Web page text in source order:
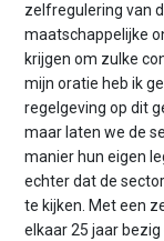
zelfregulering van
maatschappelijke
krijgen om zulke
mijn oratie heb ik
regelgeving op dit
maar laten we de
manier hun eigen
echter dat de
te kijken. Met een
elkaar 25 jaar